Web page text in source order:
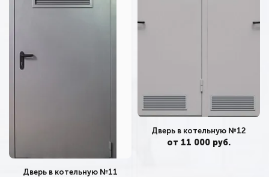
Дверь в котельную №11
Дверь в котельную №12
от 11 000 руб.